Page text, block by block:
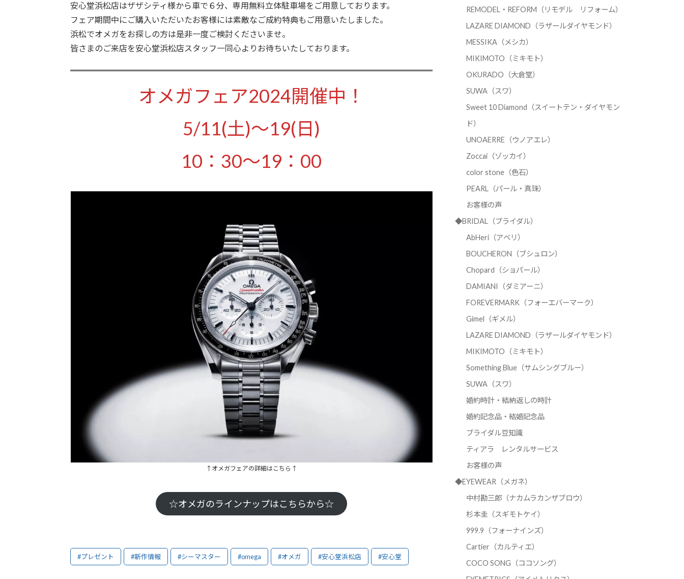
安心堂浜松店はザザシティ様から車で６分、専用無料立体駐車場をご用意しております。
フェア期間中にご購入いただいたお客様には素敵なご成約特典もご用意いたしました。
浜松でオメガをお探しの方は是非一度ご検討くださいませ。
皆さまのご来店を安心堂浜松店スタッフ一同心よりお待ちいたしております。
オメガフェア2024開催中！
5/11(土)～19(日)
10：30～19：00
↑オメガフェアの詳細はこちら↑
☆オメガのラインナップはこちらから☆
#プレゼント #新作情報 #シーマスター #omega #オメガ #安心堂浜松店 #安心堂
REMODEL・REFORM（リモデル リフォーム）
LAZARE DIAMOND（ラザールダイヤモンド）
MESSIKA（メシカ）
MIKIMOTO（ミキモト）
OKURADO（大倉堂）
SUWA（スワ）
Sweet 10 Diamond（スイートテン・ダイヤモン
ド）
UNOAERRE（ウノアエレ）
Zoccai（ゾッカイ）
color stone（色石）
PEARL（パール・真珠）
お客様の声
◆BRIDAL（ブライダル）
AbHeri（アベリ）
BOUCHERON（ブシュロン）
Chopard（ショパール）
DAMIANI（ダミアーニ）
FOREVERMARK（フォーエバーマーク）
Gimel（ギメル）
LAZARE DIAMOND（ラザールダイヤモンド）
MIKIMOTO（ミキモト）
Something Blue（サムシングブルー）
SUWA（スワ）
婚約時計・結納返しの時計
婚約記念品・結婚記念品
ブライダル豆知識
ティアラ レンタルサービス
お客様の声
◆EYEWEAR（メガネ）
中村勘三郎（ナカムラカンザブロウ）
杉本圭（スギモトケイ）
999.9（フォーナインズ）
Cartier（カルティエ）
COCO SONG（ココソング）